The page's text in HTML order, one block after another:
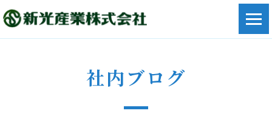
社内ブログ